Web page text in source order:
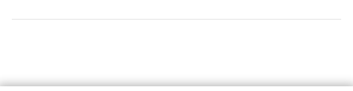
มาเป็นเทคนิคหลัก ออกแบบลวดลาย ผูกโบว์ จับจีบรูดผ้าให้เกิด